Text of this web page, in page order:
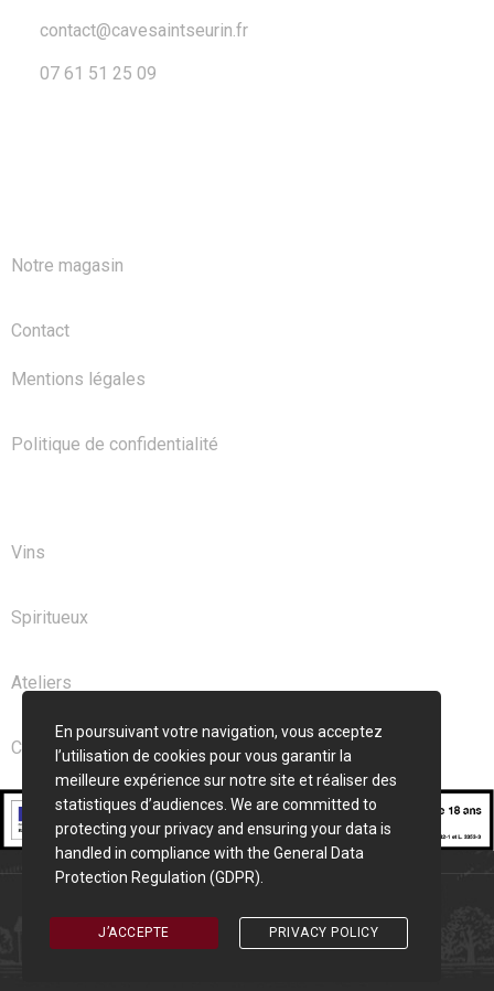
contact@cavesaintseurin.fr
07 61 51 25 09
Notre magasin
Contact
Mentions légales
Politique de confidentialité
Vins
Spiritueux
Ateliers
Club
En poursuivant votre navigation, vous acceptez
l’utilisation de cookies pour vous garantir la
meilleure expérience sur notre site et réaliser des
statistiques d’audiences. We are committed to
protecting your privacy and ensuring your data is
handled in compliance with the General Data
Protection Regulation (GDPR)
J’ACCEPTE PRIVACY POLICY